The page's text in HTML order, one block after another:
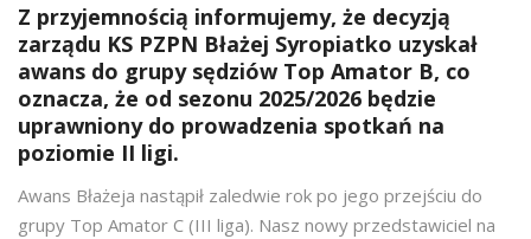
Z przyjemnością informujemy, że decyzją
zarządu KS PZPN Błażej Syropiatko uzyskał
awans do grupy sędziów Top Amator B, co
oznacza, że od sezonu 2025/2026 będzie
uprawniony do prowadzenia spotkań na
poziomie II ligi.
Awans Błażeja nastąpił zaledwie rok po jego przejściu do
grupy Top Amator C (III liga). Nasz nowy przedstawiciel na